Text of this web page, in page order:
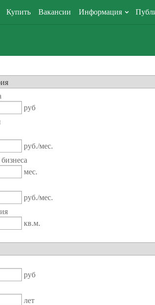
Купить Вакансии Информация
руб
руб./мес.
мес.
руб./мес.
кв.м.
руб
лет